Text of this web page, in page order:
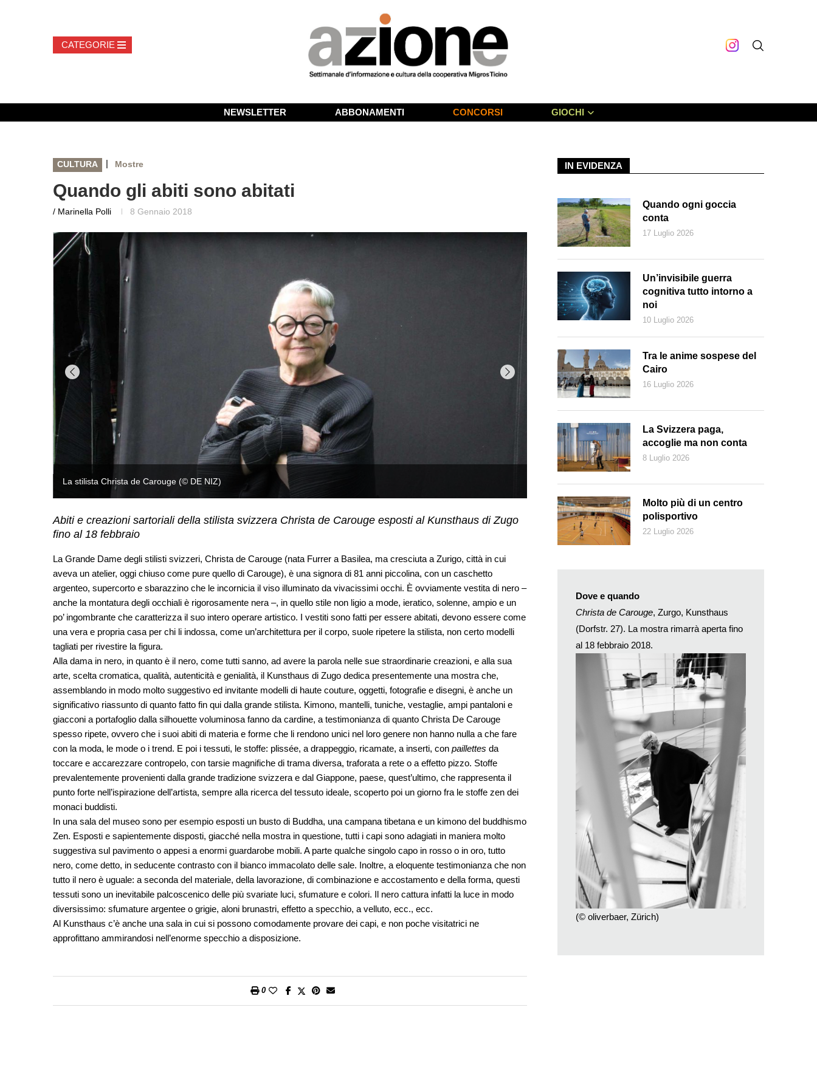
NEWSLETTER ABBONAMENTI CONCORSI GIOCHI
CULTURA | Mostre
Quando gli abiti sono abitati
/ Marinella Polli 8 Gennaio 2018
La stilista Christa de Carouge (© DE NIZ)
Abiti e creazioni sartoriali della stilista svizzera Christa de Carouge esposti al Kunsthaus di Zugo
fino al 18 febbraio
La Grande Dame degli stilisti svizzeri, Christa de Carouge (nata Furrer a Basilea, ma cresciuta a Zurigo, città in cui
aveva un atelier, oggi chiuso come pure quello di Carouge), è una signora di 81 anni piccolina, con un caschetto
argenteo, supercorto e sbarazzino che le incornicia il viso illuminato da vivacissimi occhi. È ovviamente vestita di nero –
anche la montatura degli occhiali è rigorosamente nera –, in quello stile non ligio a mode, ieratico, solenne, ampio e un
po’ ingombrante che caratterizza il suo intero operare artistico. I vestiti sono fatti per essere abitati, devono essere come
una vera e propria casa per chi li indossa, come un’architettura per il corpo, suole ripetere la stilista, non certo modelli
tagliati per rivestire la figura.
Alla dama in nero, in quanto è il nero, come tutti sanno, ad avere la parola nelle sue straordinarie creazioni, e alla sua
arte, scelta cromatica, qualità, autenticità e genialità, il Kunsthaus di Zugo dedica presentemente una mostra che,
assemblando in modo molto suggestivo ed invitante modelli di haute couture, oggetti, fotografie e disegni, è anche un
significativo riassunto di quanto fatto fin qui dalla grande stilista. Kimono, mantelli, tuniche, vestaglie, ampi pantaloni e
giacconi a portafoglio dalla silhouette voluminosa fanno da cardine, a testimonianza di quanto Christa De Carouge
spesso ripete, ovvero che i suoi abiti di materia e forme che li rendono unici nel loro genere non hanno nulla a che fare
con la moda, le mode o i trend. E poi i tessuti, le stoffe: plissée, a drappeggio, ricamate, a inserti, con paillettes da
toccare e accarezzare contropelo, con tarsie magnifiche di trama diversa, traforata a rete o a effetto pizzo. Stoffe
prevalentemente provenienti dalla grande tradizione svizzera e dal Giappone, paese, quest’ultimo, che rappresenta il
punto forte nell’ispirazione dell’artista, sempre alla ricerca del tessuto ideale, scoperto poi un giorno fra le stoffe zen dei
monaci buddisti.
In una sala del museo sono per esempio esposti un busto di Buddha, una campana tibetana e un kimono del buddhismo
Zen. Esposti e sapientemente disposti, giacché nella mostra in questione, tutti i capi sono adagiati in maniera molto
suggestiva sul pavimento o appesi a enormi guardarobe mobili. A parte qualche singolo capo in rosso o in oro, tutto
nero, come detto, in seducente contrasto con il bianco immacolato delle sale. Inoltre, a eloquente testimonianza che non
tutto il nero è uguale: a seconda del materiale, della lavorazione, di combinazione e accostamento e della forma, questi
tessuti sono un inevitabile palcoscenico delle più svariate luci, sfumature e colori. Il nero cattura infatti la luce in modo
diversissimo: sfumature argentee o grigie, aloni brunastri, effetto a specchio, a velluto, ecc., ecc.
Al Kunsthaus c’è anche una sala in cui si possono comodamente provare dei capi, e non poche visitatrici ne
approfittano ammirandosi nell’enorme specchio a disposizione.
0
IN EVIDENZA
Quando ogni goccia
conta
17 Luglio 2026
Un’invisibile guerra
cognitiva tutto intorno a
noi
10 Luglio 2026
Tra le anime sospese del
Cairo
16 Luglio 2026
La Svizzera paga,
accoglie ma non conta
8 Luglio 2026
Molto più di un centro
polisportivo
22 Luglio 2026
Dove e quando
Christa de Carouge, Zurgo, Kunsthaus
(Dorfstr. 27). La mostra rimarrà aperta fino
al 18 febbraio 2018.
(© oliverbaer, Zürich)